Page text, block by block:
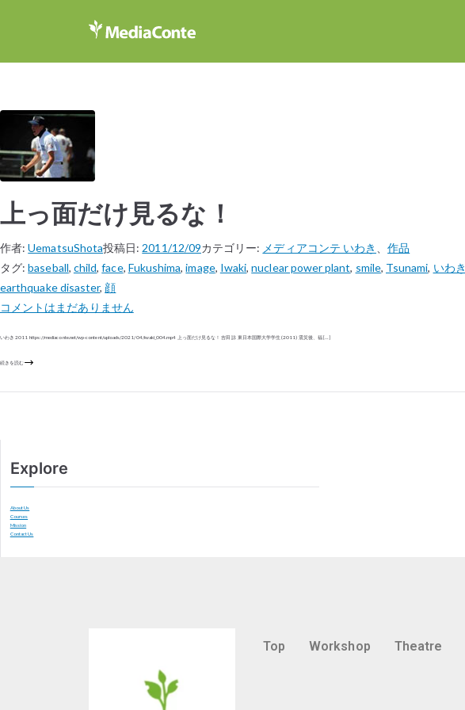
上っ面だけ見るな！
作者:UematsuShota投稿日: 2011/12/09カテゴリー: メディアコンテ いわき 、作品
タグ:baseball, child,face, Fukushima,image, Iwaki,nuclear power plant, smile, Tsunami, いわき
earthquake disaster, 顔
コメントはまだありません
いわき 2011 https://mediaconte.net/wp-content/uploads/2021/04/iwaki_004.mp4 上っ面だけ見るな！ 吉田 諒 東日本国際大学学生 (2011) 震災後、福 […]
続きを読む
Explore
About Us
Courses
Mission
Contact Us
Top Workshop Theatre